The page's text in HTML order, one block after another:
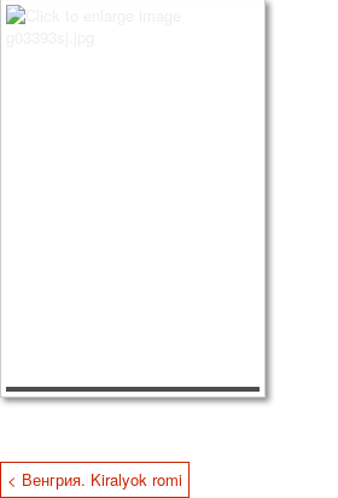
< Венгрия. Kiralyok romi